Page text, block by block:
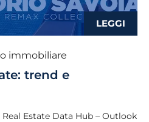
immobiliare
trend e
Estate Data Hub – Outlook